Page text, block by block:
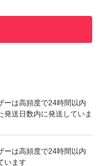
績があります
ーは高頻度で24時間以内
発送日数内に発送していま
ーは高頻度で24時間以内
います